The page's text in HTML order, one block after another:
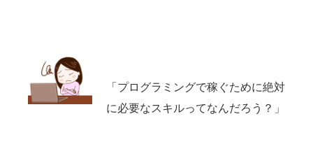
「プログラミングで稼ぐために絶対
に必要なスキルってなんだろう？」